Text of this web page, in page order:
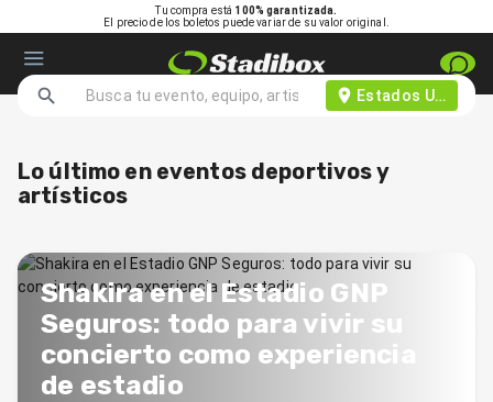
Tu compra está 100% garantizada.
El precio de los boletos puede variar de su valor original.
Estados Unidos
Lo último en eventos deportivos y
artísticos
Shakira en el Estadio GNP
Seguros: todo para vivir su
concierto como experiencia
de estadio